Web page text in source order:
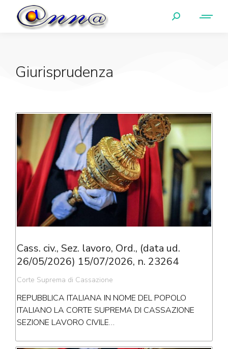
Giurisprudenza
Cass. civ., Sez. lavoro, Ord., (data ud.
26/05/2026) 15/07/2026, n. 23264
Corte Suprema di Cassazione
REPUBBLICA ITALIANA IN NOME DEL POPOLO
ITALIANO LA CORTE SUPREMA DI CASSAZIONE
SEZIONE LAVORO CIVILE…